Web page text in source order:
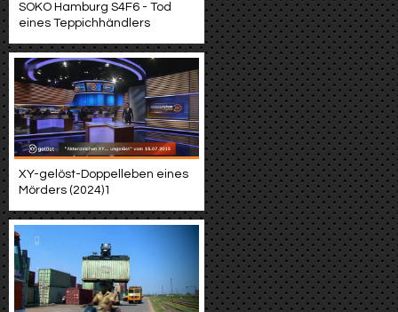
SOKO Hamburg S4F6 - Tod
eines Teppichhändlers
XY-gelöst-Doppelleben eines
Mörders (2024)1